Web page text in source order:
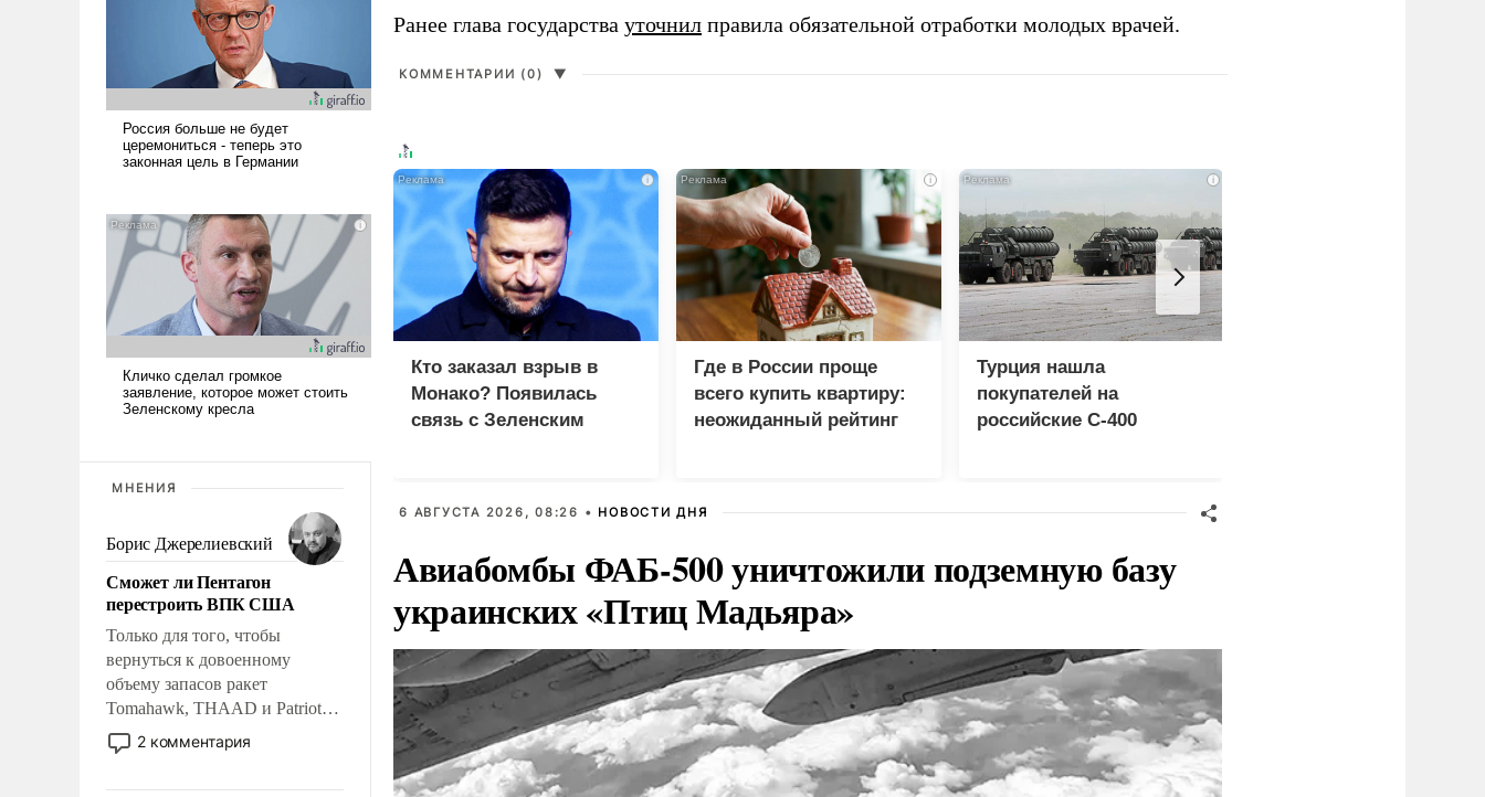
МНЕНИЯ
Борис Джерелиевский
Сможет ли Пентагон
перестроить ВПК США
Только для того, чтобы
вернуться к довоенному
объему запасов ракет
Tomahawk, THAAD и Patriot
США потребуется более трех
лет. Даже небольшая война с
2 комментария
Ранее глава государства уточнил правила обязательной отработки молодых врачей.
КОММЕНТАРИИ (0) ▼
i
Кто заказал взрыв в
Монако? Появилась
связь с Зеленским
i
Где в России проще
всего купить квартиру:
неожиданный рейтинг
i
Турция нашла
покупателей на
российские C-400
6 АВГУСТА 2026, 08:26 • НОВОСТИ ДНЯ
Авиабомбы ФАБ-500 уничтожили подземную базу
украинских «Птиц Мадьяра»